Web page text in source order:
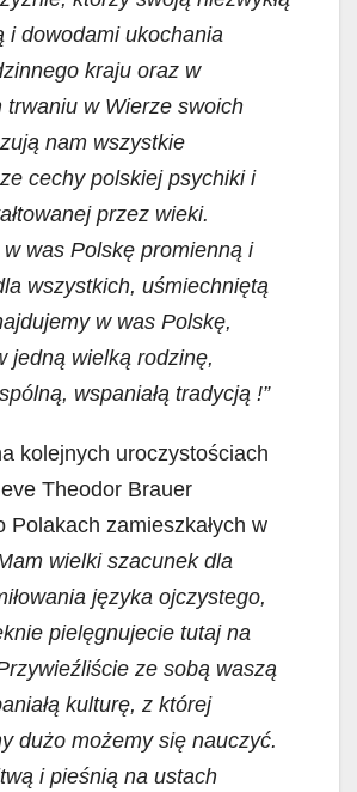
i dowodami ukochania
kraju oraz w
trwaniu w Wierze swoich
nam wszystkie
cechy polskiej psychiki i
przez wieki.
was Polskę promienną i
wszystkich, uśmiechniętą
w was Polskę,
jedną wielką rodzinę,
wspaniałą tradycją !”
kolejnych uroczystościach
Theodor Brauer
Polakach zamieszkałych w
wielki szacunek dla
języka ojczystego,
pielęgnujecie tutaj na
ze sobą waszą
kulturę, z której
dużo możemy się nauczyć.
i pieśnią na ustach